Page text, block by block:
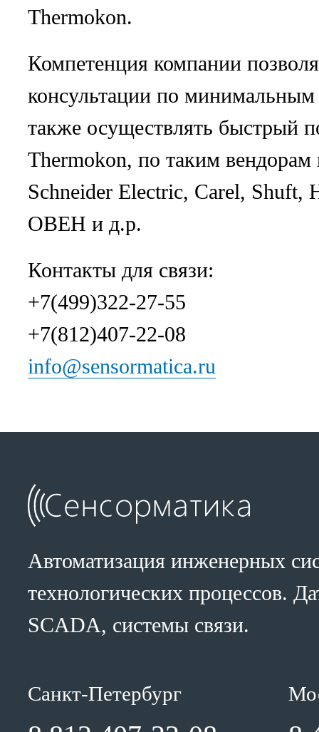
Thermokon.
Компетенция компании
консультации по
также осуществлять быстрый
Thermokon, по таким
Schneider Electric, Carel, Shuft,
ОВЕН и д.р.
Контакты для связи:
+7(499)322-27-55
+7(812)407-22-08
info@sensormatica.ru
Автоматизация инженерных
технологических процессов.
SCADA, системы связи.
Санкт-Петербург